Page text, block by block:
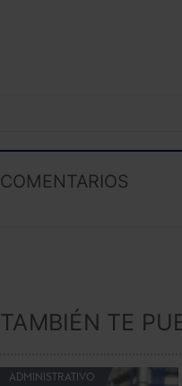
COMENTARIOS
TAMBIÉN TE
ADMINISTRATIVO